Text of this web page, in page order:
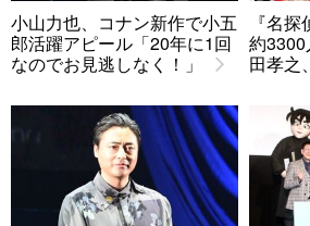
小山力也、コナン新作で小五
郎活躍アピール「20年に1回
なのでお見逃しなく！」
『名
約
田孝之